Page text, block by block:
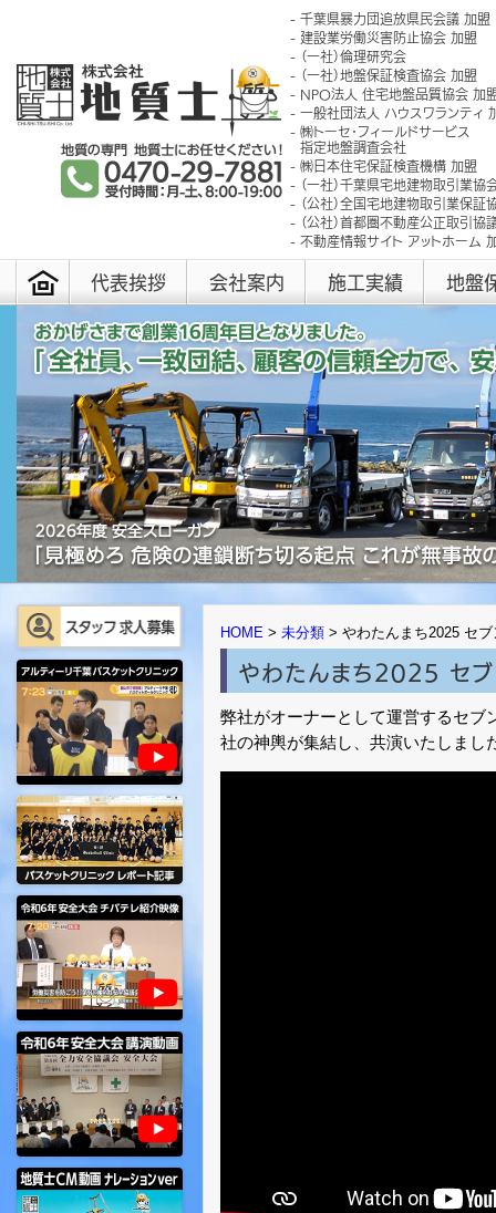
千葉県暴力団追放県民会議 加盟
建設業労働災害防止協会 加盟
（一社）倫理研究会
（一社）地盤保証検査協会 加盟
NPO法人 住宅地盤品質協会 加
一般社団法人 ハウスワランティ
㈱トーセ･フィールドサービス
指定地盤調査会社
㈱日本住宅保証検査機構 加盟
（一社）千葉県宅地建物取引業協
（公社）全国宅地建物取引業保証
（公社）首都圏不動産公正取引協
不動産情報サイト アットホーム
代表挨拶 会社案内 施工実績 地盤
HOME > 未分類 > やわたんまち2025 セ
やわたんまち2025 セ
弊社がオーナーとして運営するセブ
社の神輿が集結し、共演いたしまし